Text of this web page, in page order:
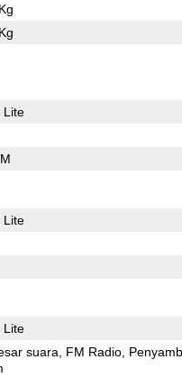
Lite
Lite
Lite
suara FM Radio